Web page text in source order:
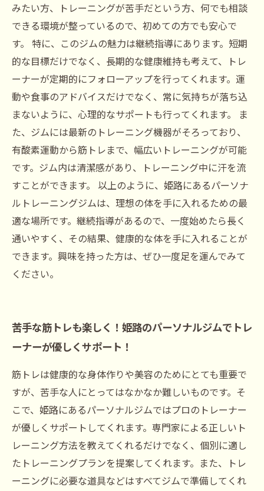
みたい方、トレーニングが苦手だという方、何でも相談
できる環境が整っているので、初めての方でも安心で
す。 特に、このジムの魅力は継続指導にあります。短期
的な目標だけでなく、長期的な健康維持も考えて、トレ
ーナーが定期的にフォローアップを行ってくれます。運
動や食事のアドバイスだけでなく、常に気持ちが落ち込
まないように、心理的なサポートも行ってくれます。 ま
た、ジムには最新のトレーニング機器がそろっており、
有酸素運動から筋トレまで、幅広いトレーニングが可能
です。ジム内は清潔感があり、トレーニング中に汗を流
すことができます。 以上のように、姫路にあるパーソナ
ルトレーニングジムは、理想の体を手に入れるための最
適な場所です。継続指導があるので、一度始めたら長く
通いやすく、その結果、健康的な体を手に入れることが
できます。興味を持った方は、ぜひ一度足を運んでみて
ください。
苦手な筋トレも楽しく！姫路のパーソナルジムでトレ
ーナーが優しくサポート！
筋トレは健康的な身体作りや美容のためにとても重要で
すが、苦手な人にとってはなかなか難しいものです。そ
こで、姫路にあるパーソナルジムではプロのトレーナー
が優しくサポートしてくれます。専門家による正しいト
レーニング方法を教えてくれるだけでなく、個別に適し
たトレーニングプランを提案してくれます。また、トレ
ーニングに必要な道具などはすべてジムで準備してくれ